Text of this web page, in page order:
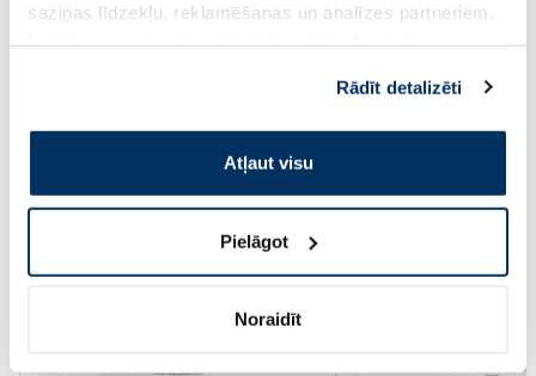
saziņas līdzekļu, reklamēšanas un analīzes partneriem,
pakalpojumus. Ja piekrītat šo papildu sīkdatņu
izmantošanai, lūdzu, atzīmējiet savu izvēli:
Rādīt detalizēti
Atļaut visu
Pielāgot
Noraidīt
Page 1 of 10
Saules aizsardzībai vasarā ☀️
Vairāk...